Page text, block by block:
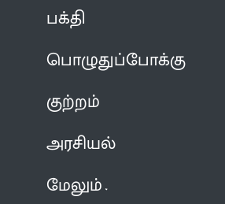
பக்தி
பொழுதுப்போக்கு
குற்றம்
அரசியல்
மேலும்